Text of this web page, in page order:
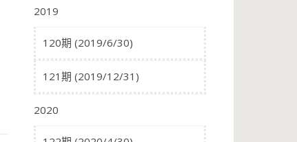
2019
120期 (2019/6/30)
121期 (2019/12/31)
2020